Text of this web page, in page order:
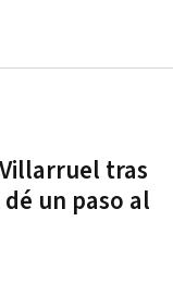
tras
un paso al